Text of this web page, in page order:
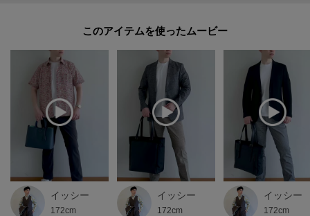
このアイテムを使ったムービー
イッシー
172cm
イッシー
172cm
イッシー
172cm